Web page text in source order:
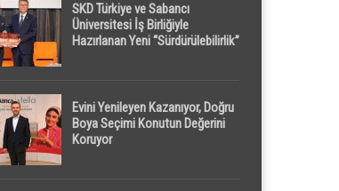
SKD Türkiye ve Sabancı
Üniversitesi İş Birliğiyle
Hazırlanan Yeni “Sürdürülebilirlik”
Evini Yenileyen Kazanıyor, Doğru
Boya Seçimi Konutun Değerini
Koruyor